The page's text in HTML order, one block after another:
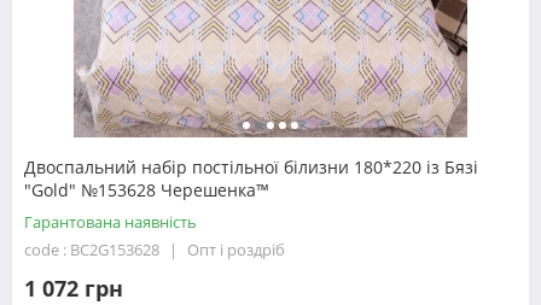
Двоспальний набір постільної білизни 180*220 із Бязі
"Gold" №153628 Черешенка™
Гарантована наявність
code : BC2G153628
Опт і роздріб
1 072 грн